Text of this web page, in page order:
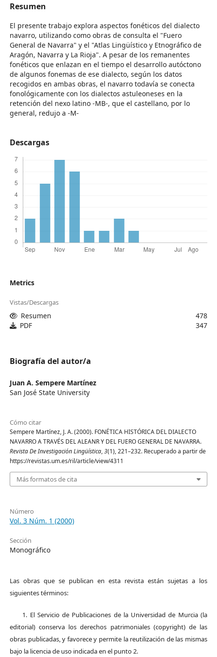
Resumen
El presente trabajo explora aspectos fonéticos del dialecto
navarro, utilizando como obras de consulta el "Fuero
General de Navarra" y el "Atlas Lingüístico y Etnográfico de
Aragón, Navarra y La Rioja". A pesar de los remanentes
fonéticos que enlazan en el tiempo el desarrollo autóctono
de algunos fonemas de ese dialecto, según los datos
recogidos en ambas obras, el navarro todavía se conecta
fonológicamente con los dialectos astuleoneses en la
retención del nexo latino -MB-, que el castellano, por lo
general, redujo a -M-
Descargas
Metrics
Vistas/Descargas
Resumen
478
PDF
347
Biografía del autor/a
Juan A. Sempere Martínez
San José State University
Cómo citar
Sempere Martínez, J. A. (2000). FONÉTICA HISTÓRICA DEL DIALECTO
NAVARRO A TRAVÉS DEL ALEANR Y DEL FUERO GENERAL DE NAVARRA.
Revista De Investigación Lingüística,3(1), 221–232. Recuperado a partir de
https://revistas.um.es/ril/article/view/4311
Más formatos de cita
Número
Vol. 3 Núm. 1 (2000)
Sección
Monográfico
Las obras que se publican en esta revista están sujetas a los
siguientes términos:
1. El Servicio de Publicaciones de la Universidad de Murcia (la
editorial) conserva los derechos patrimoniales (copyright) de las
obras publicadas, y favorece y permite la reutilización de las mismas
bajo la licencia de uso indicada en el punto 2.